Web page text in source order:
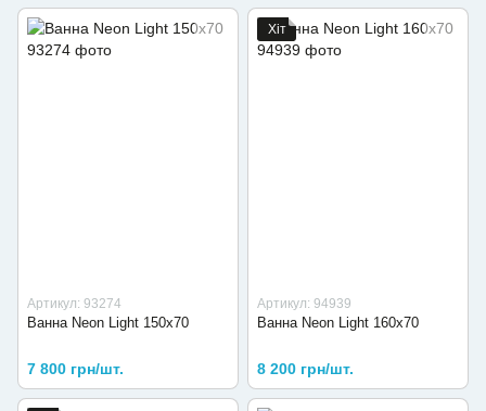
Артикул: 93274
Ванна Neon Light 150х70
7 800 грн/шт.
Хіт
Артикул: 94939
Ванна Neon Light 160х70
8 200 грн/шт.